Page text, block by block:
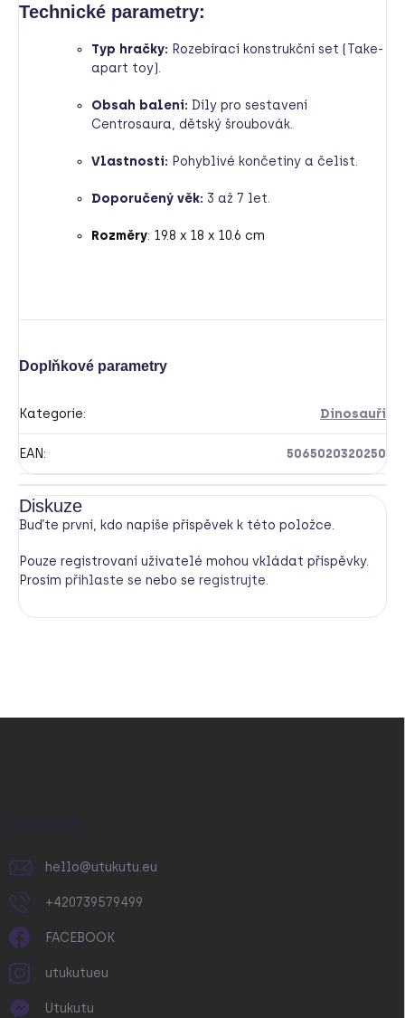
Technické parametry:
Typ hračky: Rozebírací konstrukční set (Take-
apart toy).
Obsah balení: Díly pro sestavení
Centrosaura, dětský šroubovák.
Vlastnosti: Pohyblivé končetiny a čelist.
Doporučený věk: 3 až 7 let.
Rozměry: 19.8 x 18 x 10.6 cm
Doplňkové parametry
Kategorie: Dinosauři
EAN: 5065020320250
Diskuze
Buďte první, kdo napíše příspěvek k této položce.
Pouze registrovaní uživatelé mohou vkládat příspěvky.
Prosím přihlaste se nebo se registrujte.
KONTAKT
hello@utukutu.eu
+420739579499
FACEBOOK
utukutueu
Utukutu